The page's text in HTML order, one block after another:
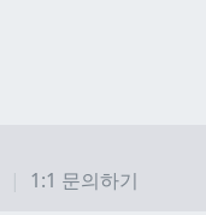
1:1 문의하기